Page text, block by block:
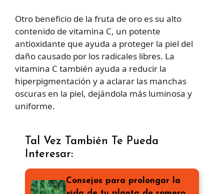
Otro beneficio de la fruta de oro es su alto
contenido de vitamina C, un potente
antioxidante que ayuda a proteger la piel del
daño causado por los radicales libres. La
vitamina C también ayuda a reducir la
hiperpigmentación y a aclarar las manchas
oscuras en la piel, dejándola más luminosa y
uniforme.
Tal Vez También Te Pueda
Interesar:
Consejos para prolongar la